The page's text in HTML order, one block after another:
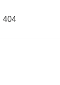
404